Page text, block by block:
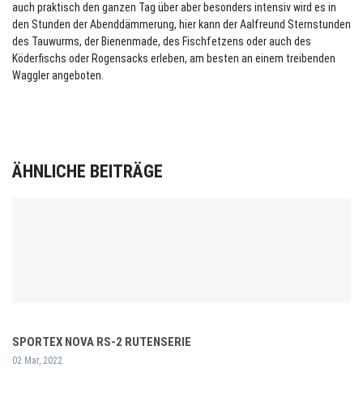
auch praktisch den ganzen Tag über aber besonders intensiv wird es in
den Stunden der Abenddämmerung, hier kann der Aalfreund Sternstunden
des Tauwurms, der Bienenmade, des Fischfetzens oder auch des
Köderfischs oder Rogensacks erleben, am besten an einem treibenden
Waggler angeboten.
ÄHNLICHE BEITRÄGE
SPORTEX NOVA RS-2 RUTENSERIE
02 Mar, 2022